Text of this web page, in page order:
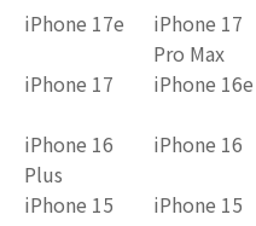
iPhone 17e
iPhone 17
Pro Max
iPhone 17 iPhone 16e
iPhone 16
Plus
iPhone 16
iPhone 15
iPhone 15